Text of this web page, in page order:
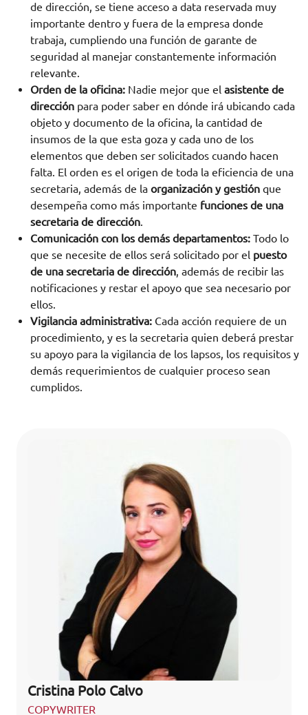
de dirección, se tiene acceso a data reservada muy
importante dentro y fuera de la empresa donde
trabaja, cumpliendo una función de garante de
seguridad al manejar constantemente información
relevante.
Orden de la oficina: Nadie mejor que el asistente de
dirección para poder saber en dónde irá ubicando cada
objeto y documento de la oficina, la cantidad de
insumos de la que esta goza y cada uno de los
elementos que deben ser solicitados cuando hacen
falta. El orden es el origen de toda la eficiencia de una
secretaria, además de la organización y gestión que
desempeña como más importante funciones de una
secretaria de dirección.
Comunicación con los demás departamentos: Todo lo
que se necesite de ellos será solicitado por el puesto
de una secretaria de dirección, además de recibir las
notificaciones y restar el apoyo que sea necesario por
ellos.
Vigilancia administrativa: Cada acción requiere de un
procedimiento, y es la secretaria quien deberá prestar
su apoyo para la vigilancia de los lapsos, los requisitos y
demás requerimientos de cualquier proceso sean
cumplidos.
Cristina Polo Calvo
COPYWRITER